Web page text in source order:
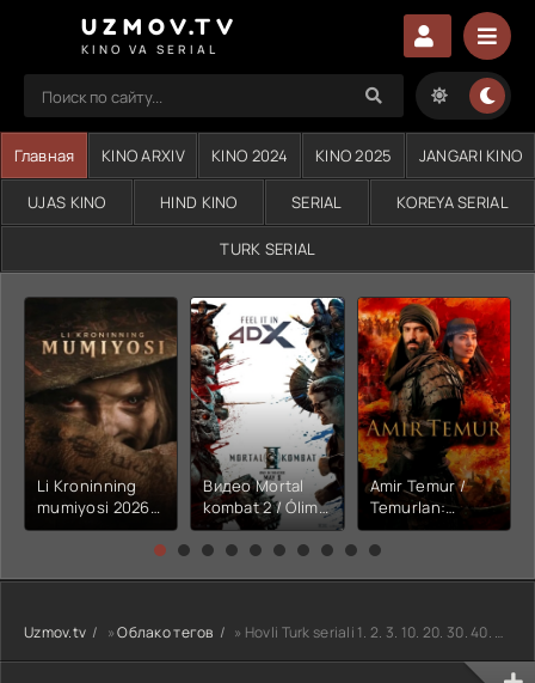
UZMOV.TV
KINO VA SERIAL
Главная KINO ARXIV KINO 2024 KINO 2025 JANGARI KINO
UJAS KINO HIND KINO SERIAL KOREYA SERIAL
TURK SERIAL
Li Kroninning
mumiyosi 2026
(uzbek tilida
kino) tarjima HD
Видео Mortal
kombat 2 / Ólim
jangi 2 (2026)
Uzbek tilida
Amir Temur /
Temurlan:
Fathchining
yuksalishi
tarjima kino Full
HD tas-ix
Uzmov.tv »Облако тегов » Hovli Turk seriali 1. 2. 3. 10. 20. 30. 40. 50. 100. 200. 300. 400 Barcha qismlar Uzbek tilida tarji